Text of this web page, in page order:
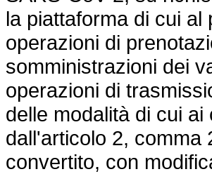
la piattaforma di cui
operazioni di
somministrazioni dei
operazioni di
delle modalità di cui
dall'articolo 2, comma
convertito, con